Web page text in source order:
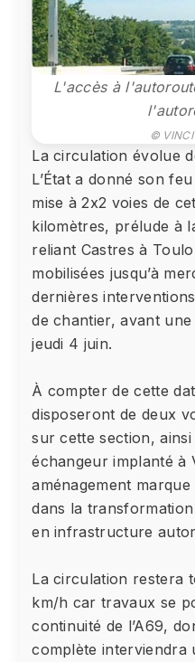
L'accès à
©
La circulation évolue
L’État a donné son
mise à 2x2 voies de
kilomètres, prélude à
reliant Castres à
mobilisées jusqu’à
dernières
de chantier, avant
jeudi 4 juin.
À compter de cette
disposeront de deux
sur cette section, ainsi
échangeur implanté à
aménagement
dans la
en infrastructure
La circulation restera
km/h car travaux se
continuité de l’A69,
complète interviendra